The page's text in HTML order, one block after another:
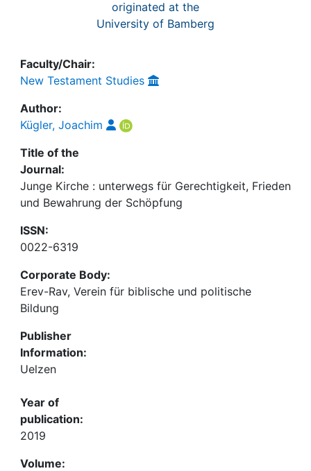
originated at the
University of Bamberg
Faculty/Chair:
New Testament Studies
Author:
Kügler, Joachim
Title of the
Journal:
Junge Kirche : unterwegs für Gerechtigkeit, Frieden
und Bewahrung der Schöpfung
ISSN:
0022-6319
Corporate Body:
Erev-Rav, Verein für biblische und politische
Bildung
Publisher
Information:
Uelzen
Year of
publication:
2019
Volume: